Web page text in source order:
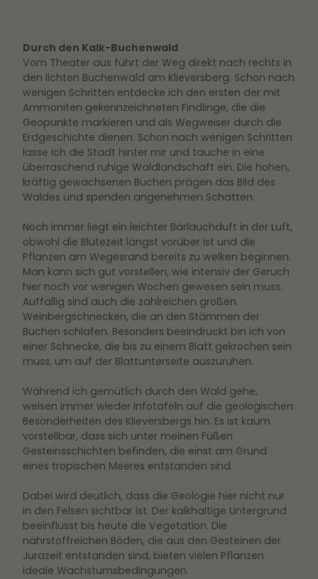
Durch den Kalk-Buchenwald
Vom Theater aus führt der Weg direkt nach rechts in
den lichten Buchenwald am Klieversberg. Schon nach
wenigen Schritten entdecke ich den ersten der mit
Ammoniten gekennzeichneten Findlinge, die die
Geopunkte markieren und als Wegweiser durch die
Erdgeschichte dienen. Schon nach wenigen Schritten
lasse ich die Stadt hinter mir und tauche in eine
überraschend ruhige Waldlandschaft ein. Die hohen,
kräftig gewachsenen Buchen prägen das Bild des
Waldes und spenden angenehmen Schatten.
Noch immer liegt ein leichter Bärlauchduft in der Luft,
obwohl die Blütezeit längst vorüber ist und die
Pflanzen am Wegesrand bereits zu welken beginnen.
Man kann sich gut vorstellen, wie intensiv der Geruch
hier noch vor wenigen Wochen gewesen sein muss.
Auffällig sind auch die zahlreichen großen
Weinbergschnecken, die an den Stämmen der
Buchen schlafen. Besonders beeindruckt bin ich von
einer Schnecke, die bis zu einem Blatt gekrochen sein
muss, um auf der Blattunterseite auszuruhen.
Während ich gemütlich durch den Wald gehe,
weisen immer wieder Infotafeln auf die geologischen
Besonderheiten des Klieversbergs hin. Es ist kaum
vorstellbar, dass sich unter meinen Füßen
Gesteinsschichten befinden, die einst am Grund
eines tropischen Meeres entstanden sind.
Dabei wird deutlich, dass die Geologie hier nicht nur
in den Felsen sichtbar ist. Der kalkhaltige Untergrund
beeinflusst bis heute die Vegetation. Die
nährstoffreichen Böden, die aus den Gesteinen der
Jurazeit entstanden sind, bieten vielen Pflanzen
ideale Wachstumsbedingungen.